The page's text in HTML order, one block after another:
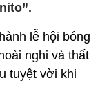
lễ hội bóng
nghi và thất
tuyệt vời khi